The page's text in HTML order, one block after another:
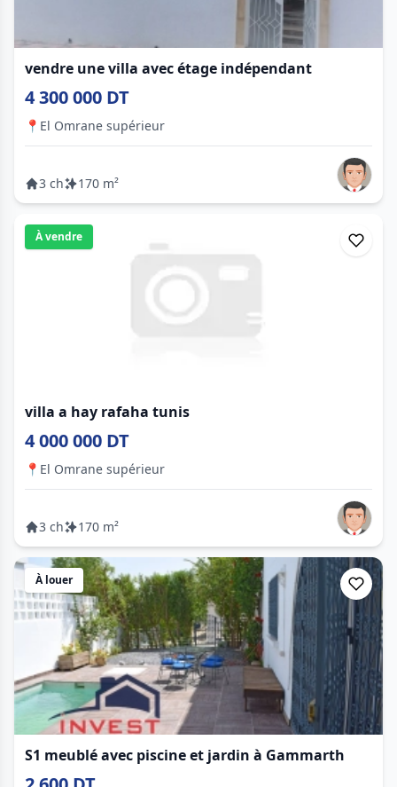
vendre une villa avec étage indépendant
4 300 000 DT
📍 El Omrane supérieur
3 ch 170 m²
À vendre
villa a hay rafaha tunis
4 000 000 DT
📍 El Omrane supérieur
3 ch 170 m²
À louer
S1 meublé avec piscine et jardin à Gammarth